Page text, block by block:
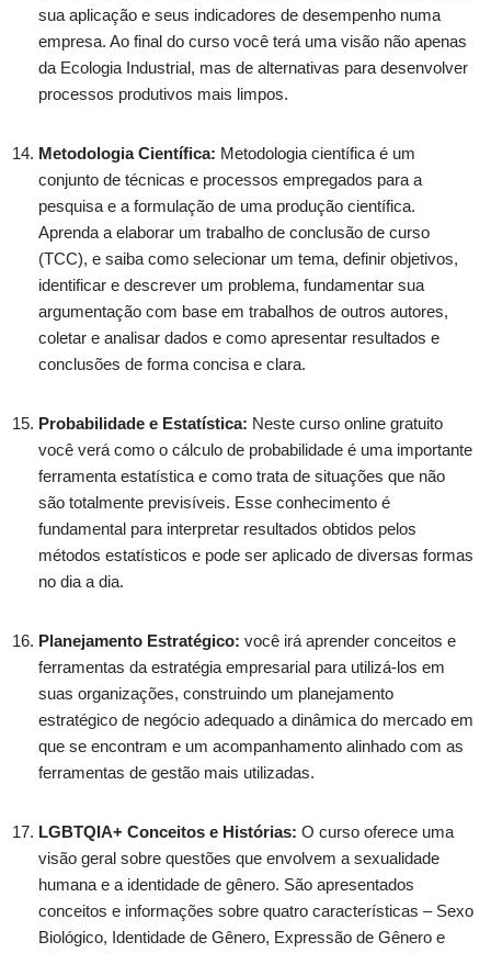
sua aplicação e seus indicadores de desempenho numa
empresa. Ao final do curso você terá uma visão não apenas
da Ecologia Industrial, mas de alternativas para desenvolver
processos produtivos mais limpos.
Metodologia Científica: Metodologia científica é um
conjunto de técnicas e processos empregados para a
pesquisa e a formulação de uma produção científica.
Aprenda a elaborar um trabalho de conclusão de curso
(TCC), e saiba como selecionar um tema, definir objetivos,
identificar e descrever um problema, fundamentar sua
argumentação com base em trabalhos de outros autores,
coletar e analisar dados e como apresentar resultados e
conclusões de forma concisa e clara.
Probabilidade e Estatística: Neste curso online gratuito
você verá como o cálculo de probabilidade é uma importante
ferramenta estatística e como trata de situações que não
são totalmente previsíveis. Esse conhecimento é
fundamental para interpretar resultados obtidos pelos
métodos estatísticos e pode ser aplicado de diversas formas
no dia a dia.
Planejamento Estratégico: você irá aprender conceitos e
ferramentas da estratégia empresarial para utilizá-los em
suas organizações, construindo um planejamento
estratégico de negócio adequado a dinâmica do mercado em
que se encontram e um acompanhamento alinhado com as
ferramentas de gestão mais utilizadas.
LGBTQIA+ Conceitos e Histórias: O curso oferece uma
visão geral sobre questões que envolvem a sexualidade
humana e a identidade de gênero. São apresentados
conceitos e informações sobre quatro características – Sexo
Biológico, Identidade de Gênero, Expressão de Gênero e